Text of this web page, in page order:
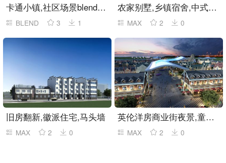
卡通小镇,社区场景blender模型
BLEND 3 1
农家别墅,乡镇宿舍,中式住房3Dmax模型
MAX 2 0
旧房翻新,徽派住宅,马头墙
MAX 2 0
英伦洋房商业街夜景,童话小镇,夜景商业街
MAX 2 0